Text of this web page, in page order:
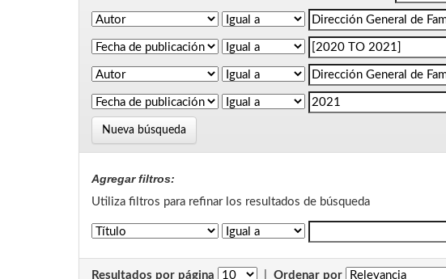
Nueva búsqueda
Agregar filtros:
Utiliza filtros para refinar los resultados de búsqueda
Resultados por página Ordenar por